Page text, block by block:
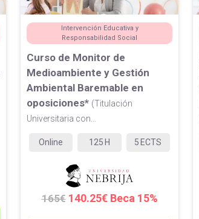
Intervención Educativa y
Responsabilidad Social
Curso de Monitor de
Medioambiente y Gestión
Ambiental Baremable en
oposiciones* (Titulación
Universitaria con...
Online 125 H 5 ECTS
165€ 140.25€ Beca 15%